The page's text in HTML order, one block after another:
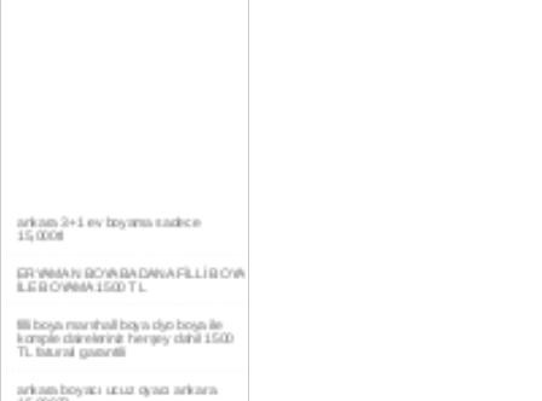
ERYAMAN BOYA BADANA FİLLİ BOYA
İLE BOYAMA 1500 TL
filli boya marshall boya dyo boya ile
komple daireleriniz herşey dahil 1500
ankara boyacı ucuz oyacı ankara
15.000TL
YAŞAMKENT DAİRE BOYAMA 1000TL